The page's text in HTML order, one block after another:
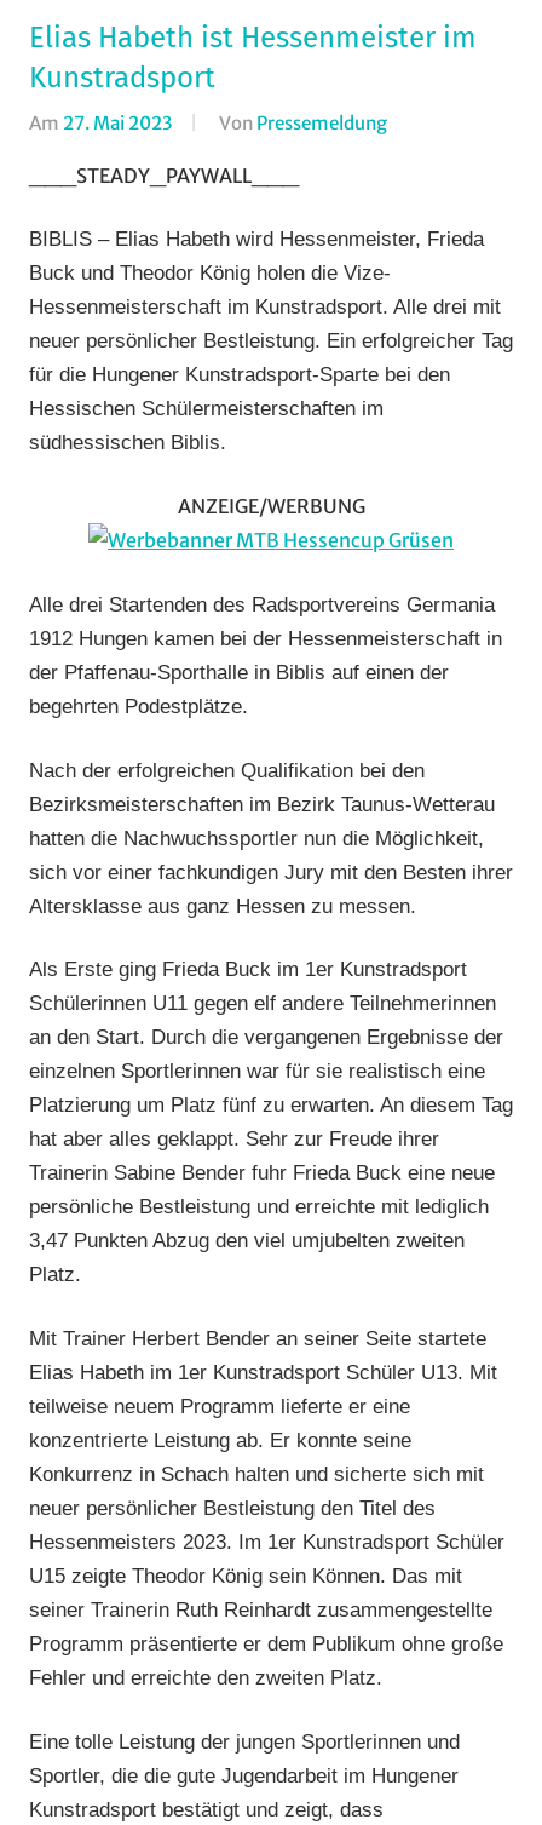
Elias Habeth ist Hessenmeister im
Kunstradsport
Am 27. Mai 2023 Von Pressemeldung
Hungen,
Vereine
___STEADY_PAYWALL___
BIBLIS – Elias Habeth wird Hessenmeister, Frieda
Buck und Theodor König holen die Vize-
Hessenmeisterschaft im Kunstradsport. Alle drei mit
neuer persönlicher Bestleistung. Ein erfolgreicher Tag
für die Hungener Kunstradsport-Sparte bei den
Hessischen Schülermeisterschaften im
südhessischen Biblis.
ANZEIGE/WERBUNG
Alle drei Startenden des Radsportvereins Germania
1912 Hungen kamen bei der Hessenmeisterschaft in
der Pfaffenau-Sporthalle in Biblis auf einen der
begehrten Podestplätze.
Nach der erfolgreichen Qualifikation bei den
Bezirksmeisterschaften im Bezirk Taunus-Wetterau
hatten die Nachwuchssportler nun die Möglichkeit,
sich vor einer fachkundigen Jury mit den Besten ihrer
Altersklasse aus ganz Hessen zu messen.
Als Erste ging Frieda Buck im 1er Kunstradsport
Schülerinnen U11 gegen elf andere Teilnehmerinnen
an den Start. Durch die vergangenen Ergebnisse der
einzelnen Sportlerinnen war für sie realistisch eine
Platzierung um Platz fünf zu erwarten. An diesem Tag
hat aber alles geklappt. Sehr zur Freude ihrer
Trainerin Sabine Bender fuhr Frieda Buck eine neue
persönliche Bestleistung und erreichte mit lediglich
3,47 Punkten Abzug den viel umjubelten zweiten
Platz.
Mit Trainer Herbert Bender an seiner Seite startete
Elias Habeth im 1er Kunstradsport Schüler U13. Mit
teilweise neuem Programm lieferte er eine
konzentrierte Leistung ab. Er konnte seine
Konkurrenz in Schach halten und sicherte sich mit
neuer persönlicher Bestleistung den Titel des
Hessenmeisters 2023. Im 1er Kunstradsport Schüler
U15 zeigte Theodor König sein Können. Das mit
seiner Trainerin Ruth Reinhardt zusammengestellte
Programm präsentierte er dem Publikum ohne große
Fehler und erreichte den zweiten Platz.
Eine tolle Leistung der jungen Sportlerinnen und
Sportler, die die gute Jugendarbeit im Hungener
Kunstradsport bestätigt und zeigt, dass